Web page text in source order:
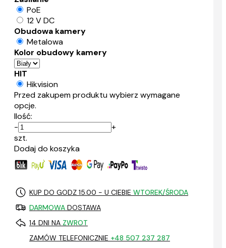
PoE
12 V DC
Obudowa kamery
Metalowa
Kolor obudowy kamery
HIT
Hikvision
Przed zakupem produktu wybierz wymagane
opcje.
Ilość:
-
+
szt.
Dodaj do koszyka
KUP DO GODZ 15.00 - U CIEBIE WTOREK/ŚRODA
DARMOWA DOSTAWA
14 DNI NA ZWROT
ZAMÓW TELEFONICZNIE +48 507 237 287